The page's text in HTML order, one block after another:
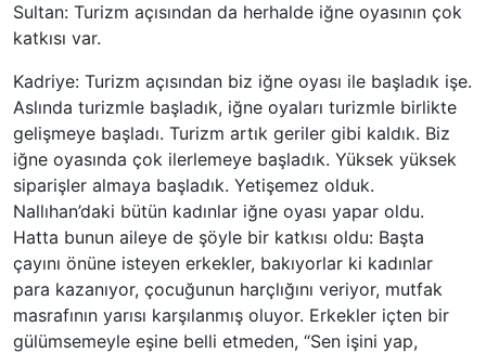
Sultan: Turizm açısından da herhalde iğne oyasının çok
katkısı var.
Kadriye: Turizm açısından biz iğne oyası ile başladık işe.
Aslında turizmle başladık, iğne oyaları turizmle birlikte
gelişmeye başladı. Turizm artık geriler gibi kaldık. Biz
iğne oyasında çok ilerlemeye başladık. Yüksek yüksek
siparişler almaya başladık. Yetişemez olduk.
Nallıhan’daki bütün kadınlar iğne oyası yapar oldu.
Hatta bunun aileye de şöyle bir katkısı oldu: Başta
çayını önüne isteyen erkekler, bakıyorlar ki kadınlar
para kazanıyor, çocuğunun harçlığını veriyor, mutfak
masrafının yarısı karşılanmış oluyor. Erkekler içten bir
gülümsemeyle eşine belli etmeden, “Sen işini yap,